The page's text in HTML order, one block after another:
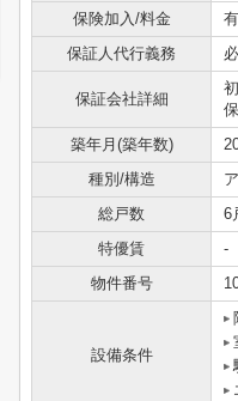
保険加入/料金
保証人代行義務
保証会社詳細
築年月(築年数)
種別/構造
総戸数
6
特優賃
-
物件番号
設備条件